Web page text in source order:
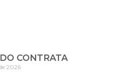
CONTRATA
2026